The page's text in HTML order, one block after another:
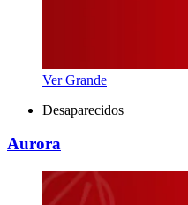
Ver Grande
Desaparecidos
Aurora